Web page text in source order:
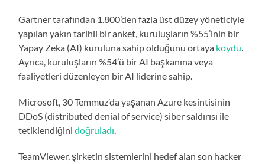
Gartner tarafından 1.800’den fazla üst düzey yöneticiyle
yapılan yakın tarihli bir anket, kuruluşların %55’inin bir
Yapay Zeka (AI) kuruluna sahip olduğunu ortaya koydu.
Ayrıca, kuruluşların %54’ü bir AI başkanına veya
faaliyetleri düzenleyen bir AI liderine sahip.
Microsoft, 30 Temmuz’da yaşanan Azure kesintisinin
DDoS (distributed denial of service) siber saldırısı ile
tetiklendiğinidoğruladı.
TeamViewer, şirketin sistemlerini hedef alan son hacker